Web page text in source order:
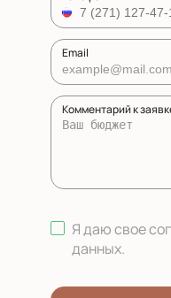
Email
Комментарий к
Я даю свое
данных.